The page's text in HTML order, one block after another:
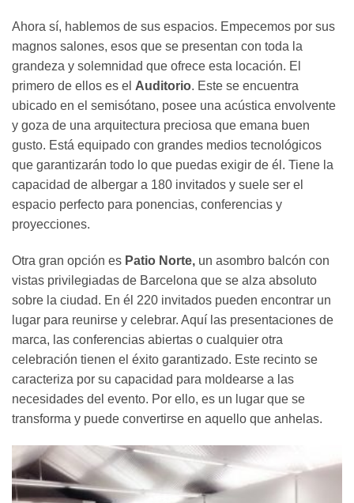
Ahora sí, hablemos de sus espacios. Empecemos por sus
magnos salones, esos que se presentan con toda la
grandeza y solemnidad que ofrece esta locación. El
primero de ellos es el Auditorio. Este se encuentra
ubicado en el semisótano, posee una acústica envolvente
y goza de una arquitectura preciosa que emana buen
gusto. Está equipado con grandes medios tecnológicos
que garantizarán todo lo que puedas exigir de él. Tiene la
capacidad de albergar a 180 invitados y suele ser el
espacio perfecto para ponencias, conferencias y
proyecciones.
Otra gran opción es Patio Norte, un asombro balcón con
vistas privilegiadas de Barcelona que se alza absoluto
sobre la ciudad. En él 220 invitados pueden encontrar un
lugar para reunirse y celebrar. Aquí las presentaciones de
marca, las conferencias abiertas o cualquier otra
celebración tienen el éxito garantizado. Este recinto se
caracteriza por su capacidad para moldearse a las
necesidades del evento. Por ello, es un lugar que se
transforma y puede convertirse en aquello que anhelas.